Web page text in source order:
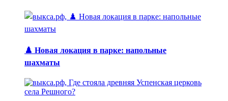
♟️ Новая локация в парке: напольные
шахматы